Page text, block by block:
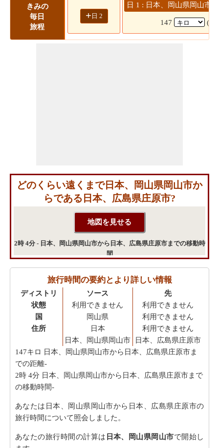
きみの
毎日
旅程
+ 日 2
日 1 : 日本、岡山県岡山市
147 (2
どのくらい遠くまで日本、岡山県岡山市か
らである日本、広島県庄原市?
2時 4分 - 日本、岡山県岡山市から日本、広島県庄原市までの移動時
間
旅行時間の要約とより詳しい情報
ディストリ
状態
国
住所
ソース
利用できません
岡山県
日本
日本、岡山県岡山市
先
利用できません
利用できません
利用できません
日本、広島県庄原市
147キロ 日本、岡山県岡山市から日本、広島県庄原市ま
での距離-
2時 4分 日本、岡山県岡山市から日本、広島県庄原市まで
の移動時間-
あなたは日本、岡山県岡山市から日本、広島県庄原市の
旅行時間について照会しました。
あなたの旅行時間の計算は 日本、岡山県岡山市で開始し